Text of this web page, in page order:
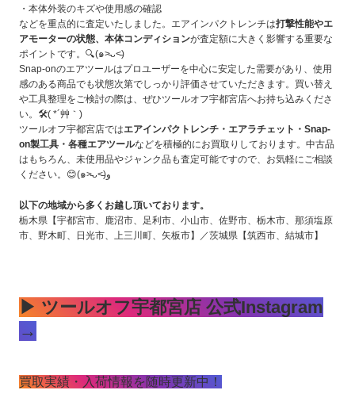
・本体外装のキズや使用感の確認
などを重点的に査定いたしました。エアインパクトレンチは打撃性能やエ
アモーターの状態、本体コンディションが査定額に大きく影響する重要な
ポイントです。🔍(๑˃̵ᴗ˂̵)
Snap-onのエアツールはプロユーザーを中心に安定した需要があり、使用
感のある商品でも状態次第でしっかり評価させていただきます。買い替え
や工具整理をご検討の際は、ぜひツールオフ宇都宮店へお持ち込みくださ
い。🛠️( *´艸｀)
ツールオフ宇都宮店ではエアインパクトレンチ・エアラチェット・Snap-
on製工具・各種エアツールなどを積極的にお買取りしております。中古品
はもちろん、未使用品やジャンク品も査定可能ですので、お気軽にご相談
ください。😊(๑˃̵ᴗ˂̵)و
以下の地域から多くお越し頂いております。
栃木県【宇都宮市、鹿沼市、足利市、小山市、佐野市、栃木市、那須塩原
市、野木町、日光市、上三川町、矢板市】／茨城県【筑西市、結城市】
▶ ツールオフ宇都宮店 公式Instagram
→
買取実績・入荷情報を随時更新中！